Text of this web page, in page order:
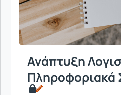
Ανάπτυξη
Πληροφοριακά